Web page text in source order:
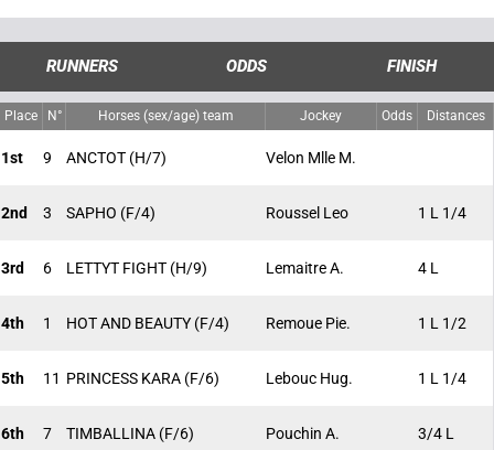
RUNNERS ODDS FINISH
Place N° Horses (sex/age) team Jockey Odds Distances
1st 9 ANCTOT (H/7) Velon Mlle M.
2nd 3 SAPHO (F/4) Roussel Leo 1 L 1/4
3rd 6 LETTYT FIGHT (H/9) Lemaitre A. 4 L
4th 1 HOT AND BEAUTY (F/4) Remoue Pie. 1 L 1/2
5th 11 PRINCESS KARA (F/6) Lebouc Hug. 1 L 1/4
6th 7 TIMBALLINA (F/6) Pouchin A. 3/4 L